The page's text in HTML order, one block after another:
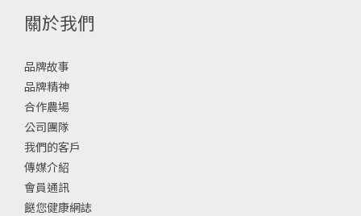
關於我們
品牌故事
品牌精神
合作農場
公司團隊
我們的客戶
傳媒介紹
會員通訊
餸您健康網誌